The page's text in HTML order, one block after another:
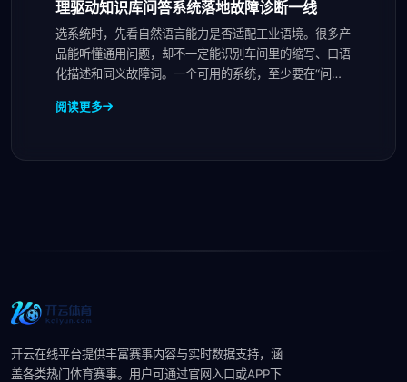
理驱动知识库问答系统落地故障诊断一线
选系统时，先看自然语言能力是否适配工业语境。很多产
品能听懂通用问题，却不一定能识别车间里的缩写、口语
化描述和同义故障词。一个可用的系统，至少要在“问题
阅读更多
开云在线平台提供丰富赛事内容与实时数据支持，涵
盖各类热门体育赛事。用户可通过官网入口或APP下